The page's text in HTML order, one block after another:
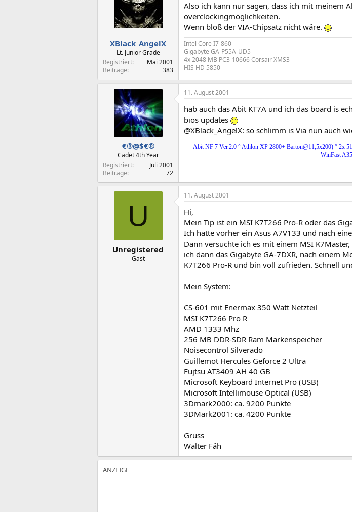
XBlack_AngelX
Lt. Junior Grade
Registriert
Mai 2001
Beiträge
383
Also ich kann nur sagen, dass ich mit meinem
overclockingmöglichkeiten.
Wenn bloß der VIA-Chipsatz nicht wäre.
Intel Core I7-860
Gigabyte GA-P55A-UD5
4x 2048 MB PC3-10666 Corsair XMS3
HIS HD 5850
€®@$€®
Cadet 4th Year
Registriert
Juli 2001
Beiträge
72
11. August 2001
hab auch das Abit KT7A und ich das board is
bios updates
@XBlack_AngelX: so schlimm is Via nun auch
Abit NF 7 Ver.2.0 ° Athlon XP 2800+ Barton@11,5x200) ° 2x
WinFast
U
Unregistered
Gast
11. August 2001
Hi,
Mein Tip ist ein MSI K7T266 Pro-R oder das
Ich hatte vorher ein Asus A7V133 und nach
Dann versuchte ich es mit einem MSI
ich dann das Gigabyte GA-7DXR, nach einem
K7T266 Pro-R und bin voll zufrieden. Schnell
Mein System:
CS-601 mit Enermax 350 Watt Netzteil
MSI K7T266 Pro R
AMD 1333 Mhz
256 MB DDR-SDR Ram Markenspeicher
Noisecontrol Silverado
Guillemot Hercules Geforce 2 Ultra
Fujtsu AT3409 AH 40 GB
Microsoft Keyboard Internet Pro (USB)
Microsoft Intellimouse Optical (USB)
3Dmark2000: ca. 9200 Punkte
3DMark2001: ca. 4200 Punkte
Gruss
Walter Fäh